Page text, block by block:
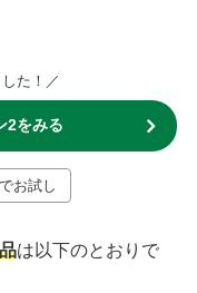
た！／
2をみる
お試し
は以下のとおりで